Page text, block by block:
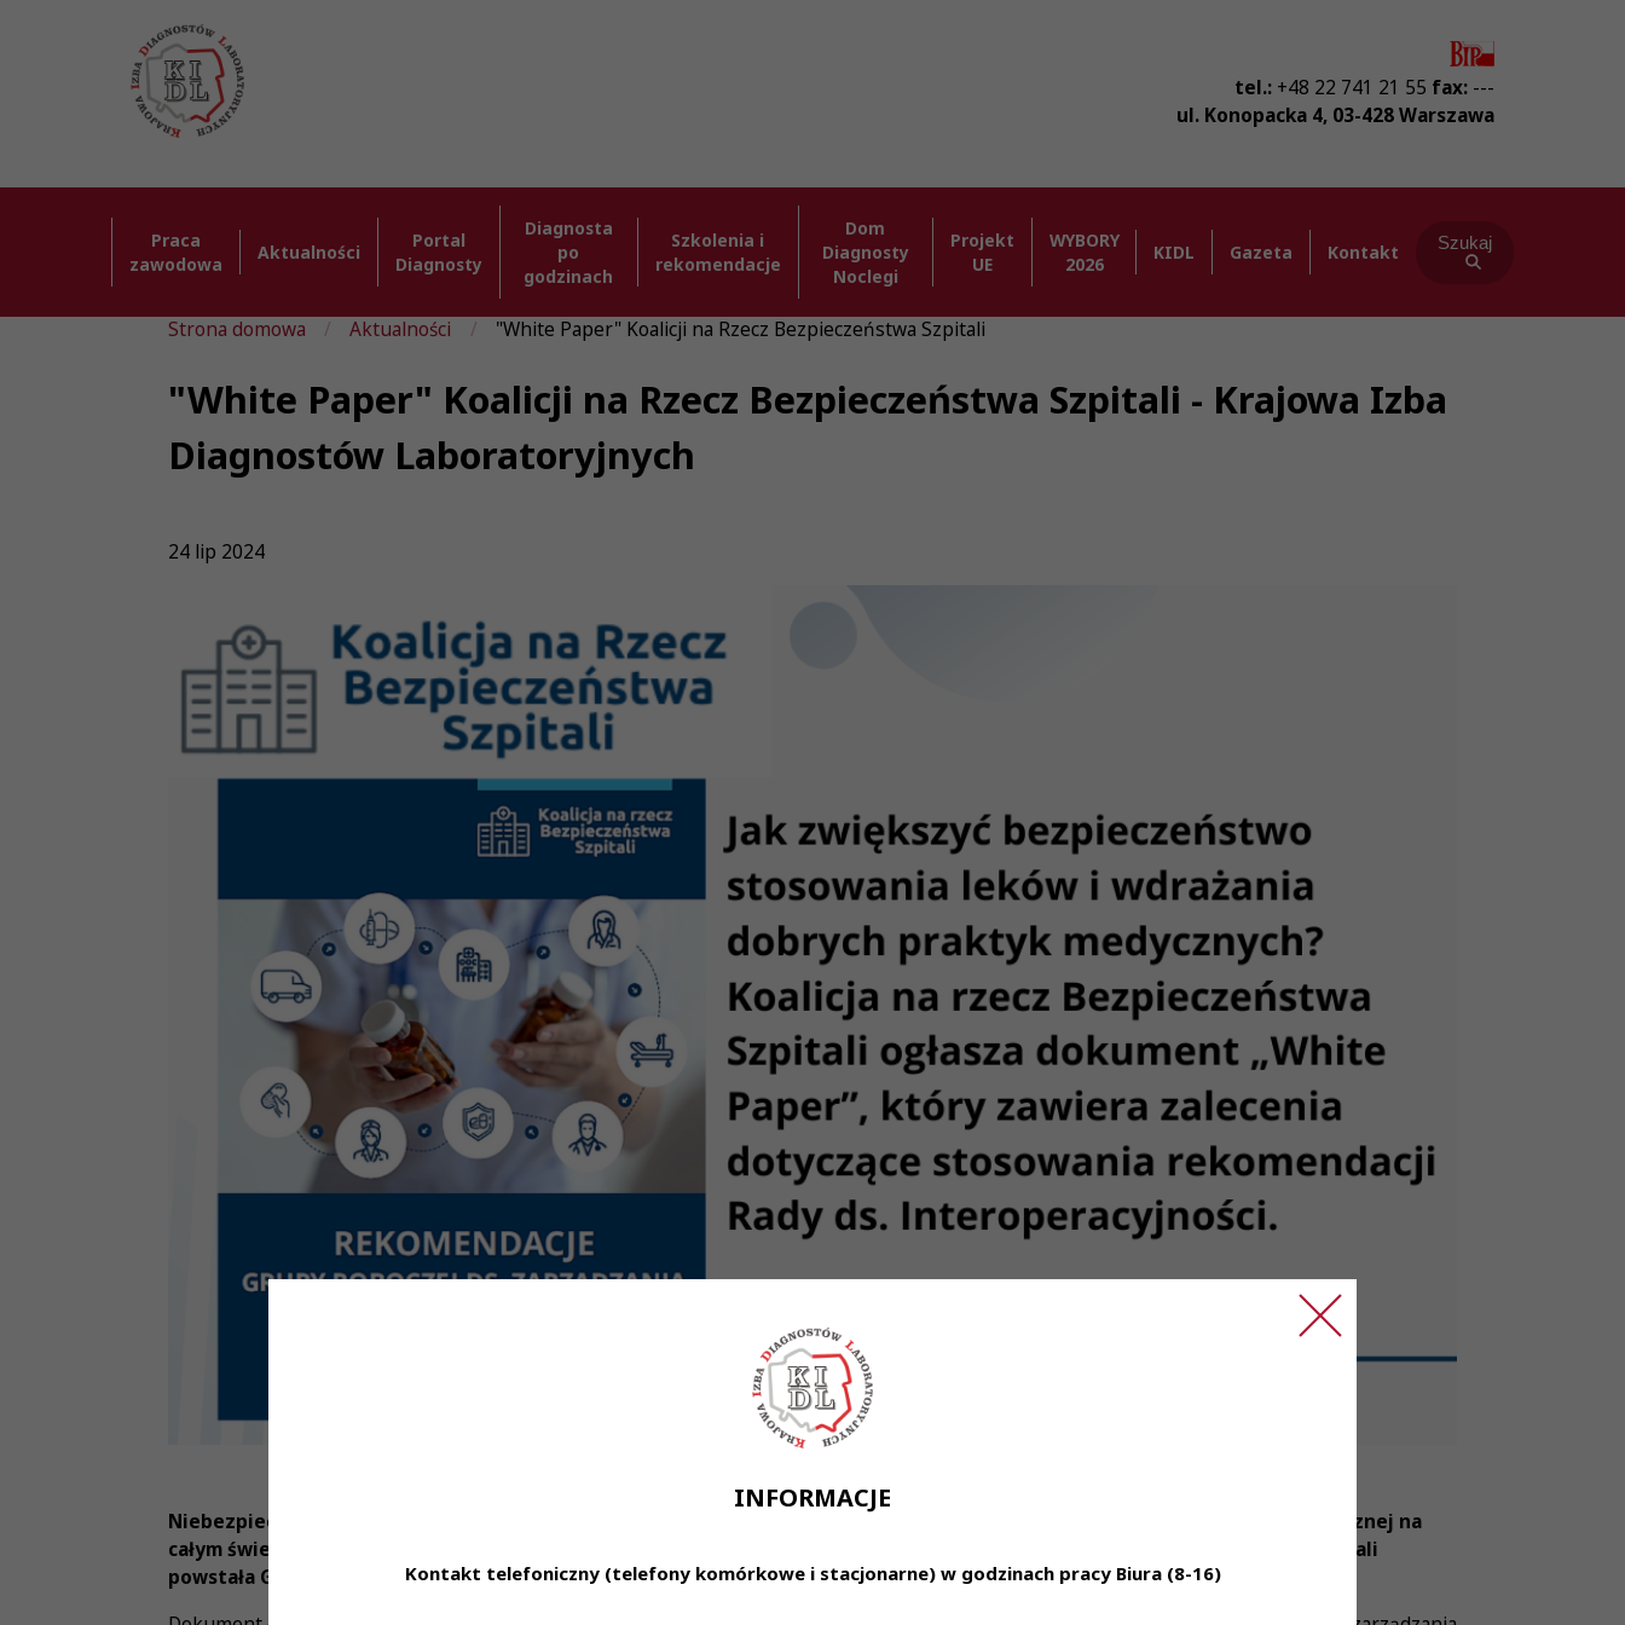
tel.: +48 22 741 21 55 fax: ---
ul. Konopacka 4, 03-428Warszawa
Praca
zawodowa
Aktualności
Portal
Diagnosty
Diagnosta
po
godzinach
Szkolenia i
rekomendacje
Dom
Diagnosty
Noclegi
Projekt
UE
WYBORY
2026
KIDL Gazeta Kontakt Szukaj
INFORMACJE
Kontakt telefoniczny (telefony komórkowe i stacjonarne) w godzinach pracy Biura (8-16)
Strona domowa Aktualności "White Paper" Koalicji na Rzecz Bezpieczeństwa Szpitali
"White Paper" Koalicji na Rzecz Bezpieczeństwa Szpitali - Krajowa Izba
Diagnostów Laboratoryjnych
24 lip 2024
Niebezpieczne praktyki i szkody związane z lekami stanowią 50% wszystkich możliwych do uniknięcia szkód w opiece medycznej na
całym świecie. Z myślą o poprawie bezpieczeństwa pacjentów, przy Radzie Ekspertów Koalicji na rzecz Bezpieczeństwa Szpitali
powstała Grupa robocza ds. Zarządzania przepływem produktów medycznych w szpitalach.